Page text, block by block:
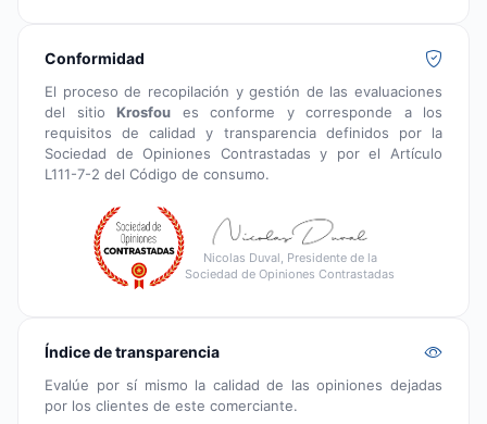
Conformidad
El proceso de recopilación y gestión de las evaluaciones
del sitio Krosfou es conforme y corresponde a los
requisitos de calidad y transparencia definidos por la
Sociedad de Opiniones Contrastadas y por el Artículo
L111-7-2 del Código de consumo.
Nicolas Duval, Presidente de la
Sociedad de Opiniones Contrastadas
Índice de transparencia
Evalúe por sí mismo la calidad de las opiniones dejadas
por los clientes de este comerciante.